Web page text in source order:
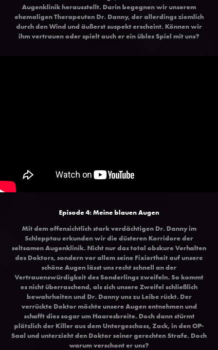
Augenklinik herausstellt. Darin begegnen wir unserem
ehemaligen Therapeuten Dr. Danny, der allerdings ziemlich
durch den Wind und äußerst suspekt erscheint. Können wir
ihm vertrauen oder spielt auch er ein übles Spiel mit uns?
Episode 4: Meine blauen Augen
Mit dem offensichtlich stark verdächtigen Dr. Danny im
Schlepptau erkunden wir die düsteren Korridore der
seltsamen Augenklinik. Nicht nur das total obskure Verhalten
des Doktors, sondern vor allem seine Fixiertheit auf unsere
schöne Augen lässt uns recht schnell an der
Vertrauenswürdigkeit des Sonderlings zweifeln. So kommt
es nicht überraschend, als sich unsere Zweifel schließlich
bewahrheiten und Dr. Danny uns zu Leibe rückt. Der
verrückte Doktor möchte unsere Augen entnehmen und
schafft dies sogar um Haaresbreite. Doch dann stürmt
plötzlich der Killer aus dem Untergeschoss, Zack, in den OP-
Saal und unterzieht den Doktor seiner gerechten Strafe. Doch
warum verschont er uns?